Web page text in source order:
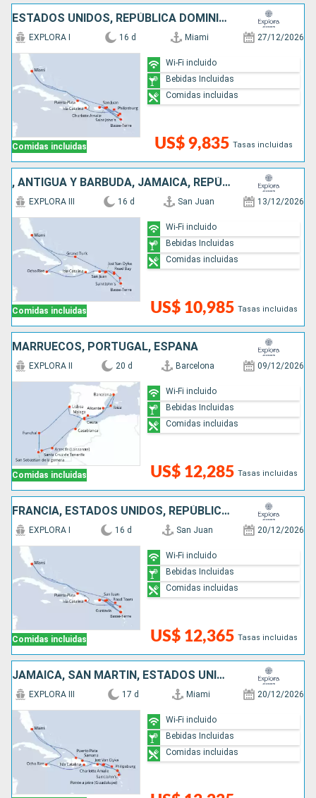
ESTADOS UNIDOS, REPÚBLICA DOMINICANA, ANTIGUA Y BARBUDA, PUERTO RICO, SAN MARTÍN, REINO UNIDO
Comidas incluidas
EXPLORA I 16 d Miami 27/12/2026
US$ 9,835 Tasas incluidas
Wi-Fi incluido
Bebidas Incluidas
Comidas incluidas
, ANTIGUA Y BARBUDA, JAMAICA, REPÚBLICA DOMINICANA, SAN MARTÍN, ESTADOS UNIDOS, PUERTO RICO
Comidas incluidas
EXPLORA III 16 d San Juan 13/12/2026
US$ 10,985 Tasas incluidas
Wi-Fi incluido
Bebidas Incluidas
Comidas incluidas
MARRUECOS, PORTUGAL, ESPAÑA
Comidas incluidas
EXPLORA II 20 d Barcelona 09/12/2026
US$ 12,285 Tasas incluidas
Wi-Fi incluido
Bebidas Incluidas
Comidas incluidas
FRANCIA, ESTADOS UNIDOS, REPÚBLICA DOMINICANA, ANTIGUA Y BARBUDA, PUERTO RICO
Comidas incluidas
EXPLORA I 16 d San Juan 20/12/2026
US$ 12,365 Tasas incluidas
Wi-Fi incluido
Bebidas Incluidas
Comidas incluidas
JAMAICA, SAN MARTÍN, ESTADOS UNIDOS, PUERTO RICO, ANTIGUA Y BARBUDA, REPÚBLICA DOMINICANA
EXPLORA III 17 d Miami 20/12/2026
Wi-Fi incluido
Bebidas Incluidas
Comidas incluidas